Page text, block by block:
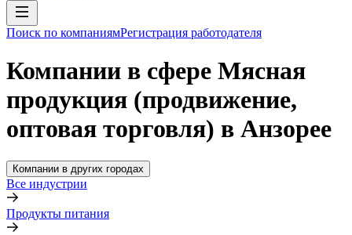
Поиск по компаниямРегистрация работодателя
Компании в сфере Мясная
продукция (продвижение,
оптовая торговля) в Анзорее
Компании в других городах
Все индустрии
Продукты питания